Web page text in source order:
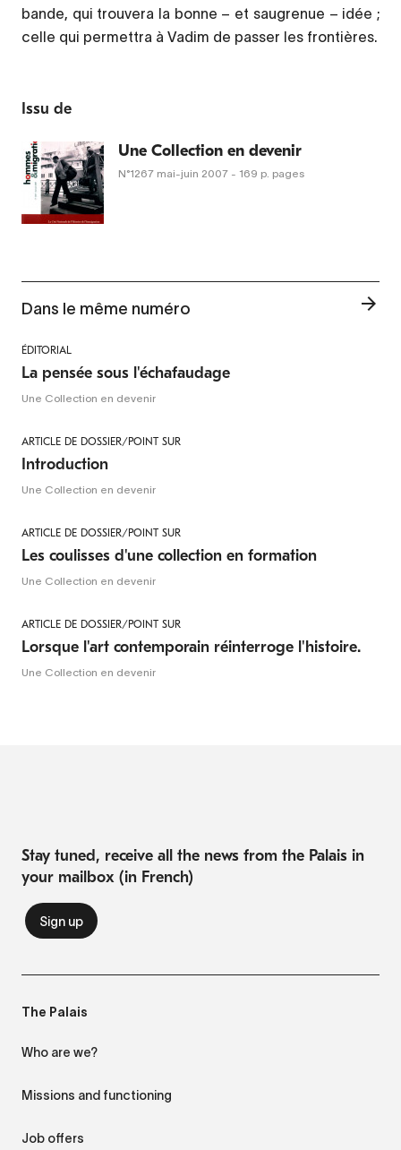
bande, qui trouvera la bonne – et saugrenue – idée ;
celle qui permettra à Vadim de passer les frontières.
Issu de
Une Collection en devenir
N°1267 mai-juin 2007 - 169 p. pages
Dans le même numéro
ÉDITORIAL
La pensée sous l'échafaudage
Une Collection en devenir
ARTICLE DE DOSSIER/POINT SUR
Introduction
Une Collection en devenir
ARTICLE DE DOSSIER/POINT SUR
Les coulisses d'une collection en formation
Une Collection en devenir
ARTICLE DE DOSSIER/POINT SUR
Lorsque l'art contemporain réinterroge l'histoire.
Une Collection en devenir
Stay tuned, receive all the news from the Palais in
your mailbox (in French)
The Palais
Who are we?
Missions and functioning
Job offers